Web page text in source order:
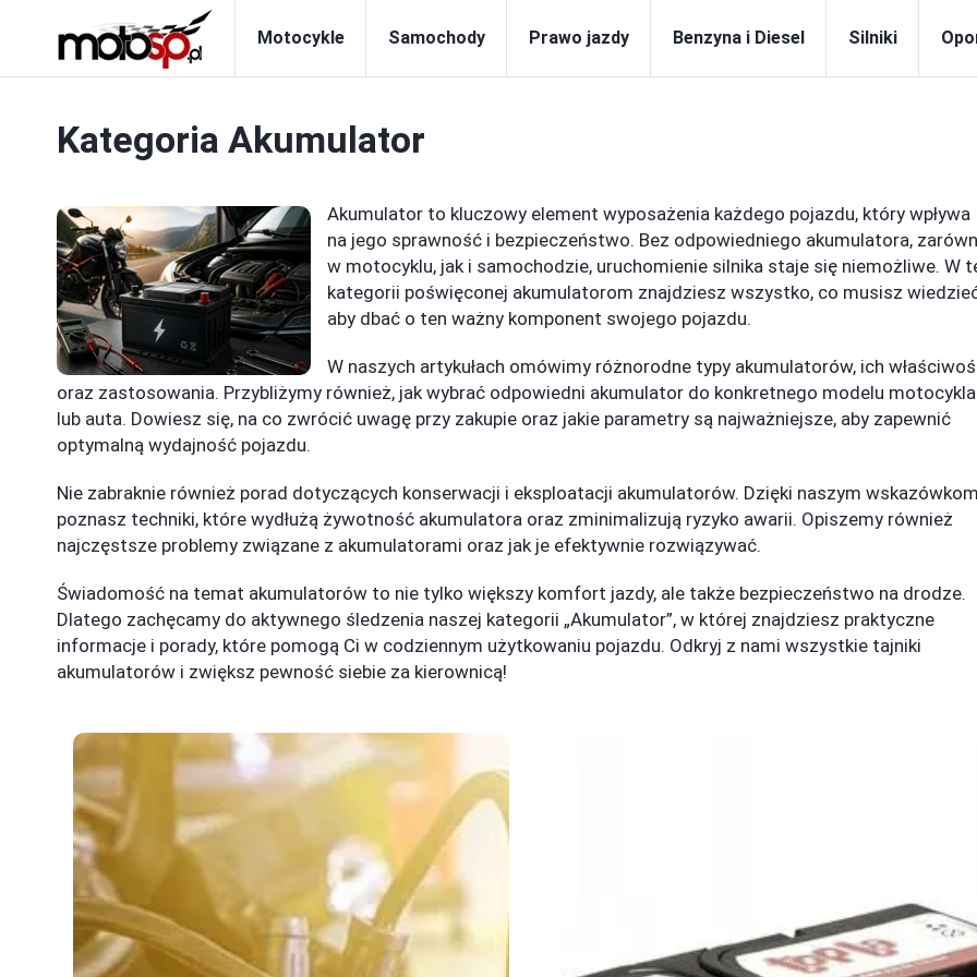
Motocykle Samochody Prawo jazdy Benzyna i Diesel Silniki
Kategoria Akumulator
Akumulator to kluczowy element wyposażenia każdego pojazdu, który wpływa
na jego sprawność i bezpieczeństwo. Bez odpowiedniego akumulatora,
w motocyklu, jak i samochodzie, uruchomienie silnika staje się niemożliwe. W
kategorii poświęconej akumulatorom znajdziesz wszystko, co musisz
aby dbać o ten ważny komponent swojego pojazdu.
W naszych artykułach omówimy różnorodne typy akumulatorów, ich
oraz zastosowania. Przybliżymy również, jak wybrać odpowiedni akumulator do konkretnego modelu motocykla
lub auta. Dowiesz się, na co zwrócić uwagę przy zakupie oraz jakie parametry są najważniejsze, aby zapewnić
optymalną wydajność pojazdu.
Nie zabraknie również porad dotyczących konserwacji i eksploatacji akumulatorów. Dzięki naszym
poznasz techniki, które wydłużą żywotność akumulatora oraz zminimalizują ryzyko awarii. Opiszemy również
najczęstsze problemy związane z akumulatorami oraz jak je efektywnie rozwiązywać.
Świadomość na temat akumulatorów to nie tylko większy komfort jazdy, ale także bezpieczeństwo na drodze.
Dlatego zachęcamy do aktywnego śledzenia naszej kategorii „Akumulator”, w której znajdziesz praktyczne
informacje i porady, które pomogą Ci w codziennym użytkowaniu pojazdu. Odkryj z nami wszystkie tajniki
akumulatorów i zwiększ pewność siebie za kierownicą!